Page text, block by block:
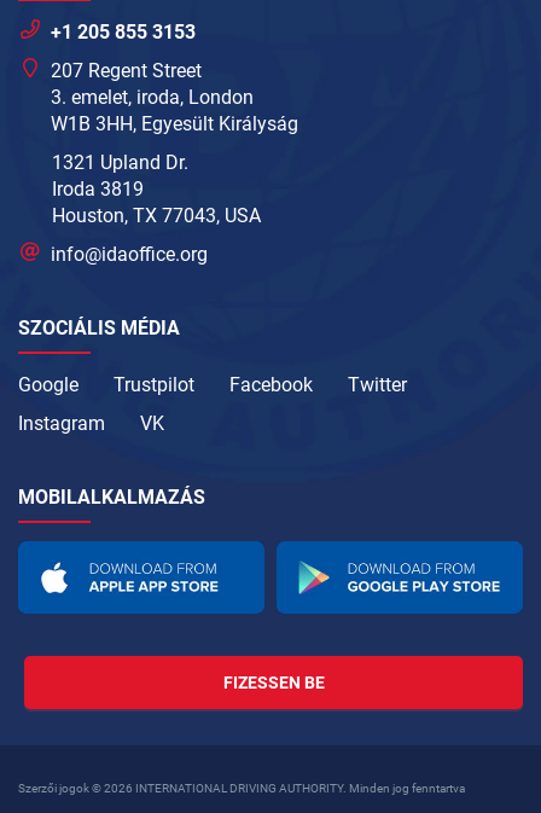
+1 205 855 3153
207 Regent Street
3. emelet, iroda, London
W1B 3HH, Egyesült Királyság
1321 Upland Dr.
Iroda 3819
Houston, TX 77043, USA
info@idaoffice.org
SZOCIÁLIS MÉDIA
Google Trustpilot Facebook
Twitter
Instagram
VK
MOBILALKALMAZÁS
FIZESSEN BE
Szerzői jogok © 2026 INTERNATIONAL DRIVING AUTHORITY. Minden jog fenntartva